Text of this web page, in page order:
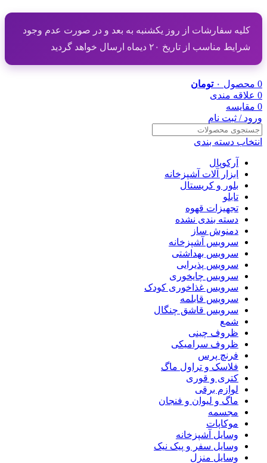
کلیه سفارشات از روز یکشنبه به بعد و در صورت عدم وجود
شرایط مناسب از تاریخ ۲۰ دیماه ارسال خواهد گردید
0 محصول ۰ تومان
0 علاقه مندی
0 مقایسه
ورود / ثبت نام
انتخاب دسته بندی
آرکوپال
ابزار آلات آشپزخانه
بلور و کریستال
تابلو
تجهیزات قهوه
دسته بندی نشده
دمنوش ساز
سرویس آشپزخانه
سرویس بهداشتی
سرویس پذیرایی
سرویس چایخوری
سرویس غذاخوری کودک
سرویس قابلمه
سرویس قاشق چنگال
شمع
ظروف چینی
ظروف سرامیکی
فرنچ پرس
فلاسک و تراول ماگ
کتری و قوری
لوازم برقی
ماگ و لیوان و فنجان
مجسمه
موکاپات
وسایل آشپزخانه
وسایل سفر و پیک نیک
وسایل منزل